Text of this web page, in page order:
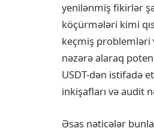
yenilənmiş fikirlər
köçürmələri kimi
keçmiş problemləri
nəzərə alaraq
USDT-dən istifadə
inkişafları və audit
Əsas nəticələr